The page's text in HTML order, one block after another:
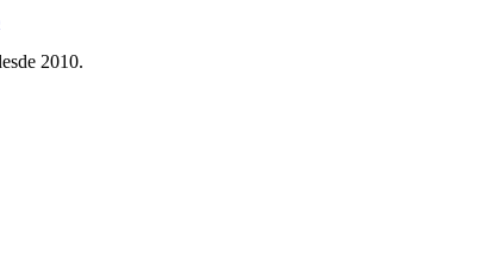
2010.